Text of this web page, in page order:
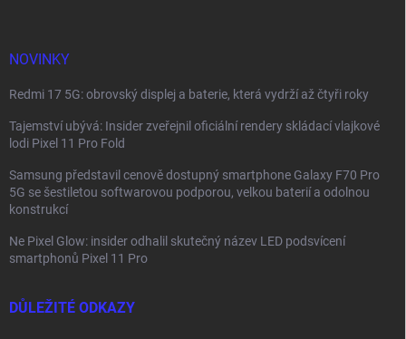
NOVINKY
Redmi 17 5G: obrovský displej a baterie, která vydrží až čtyři roky
Tajemství ubývá: Insider zveřejnil oficiální rendery skládací vlajkové
lodi Pixel 11 Pro Fold
Samsung představil cenově dostupný smartphone Galaxy F70 Pro
5G se šestiletou softwarovou podporou, velkou baterií a odolnou
konstrukcí
Ne Pixel Glow: insider odhalil skutečný název LED podsvícení
smartphonů Pixel 11 Pro
DŮLEŽITÉ ODKAZY